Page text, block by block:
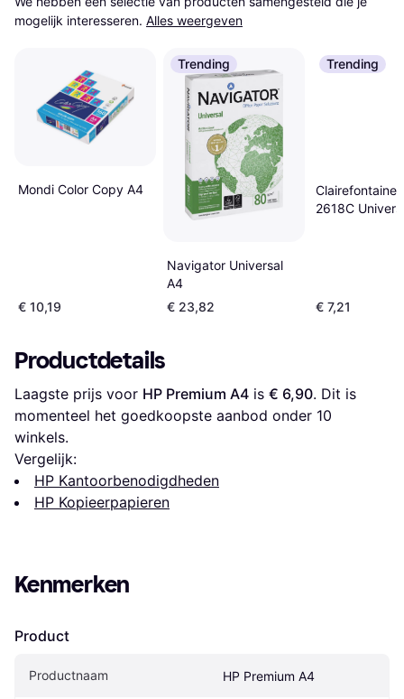
mogelijk interesseren. Alles weergeven
Mondi Color Copy A4
€ 10,19
Trending
Navigator Universal
A4
€ 23,82
Trending
Clairefontaine
2618C
€ 7,21
Productdetails
Laagste prijs voor HP Premium A4 is € 6,90. Dit is
momenteel het goedkoopste aanbod onder 10
winkels.
Vergelijk:
HP Kantoorbenodigdheden
HP Kopieerpapieren
Kenmerken
Product
Productnaam HP Premium A4